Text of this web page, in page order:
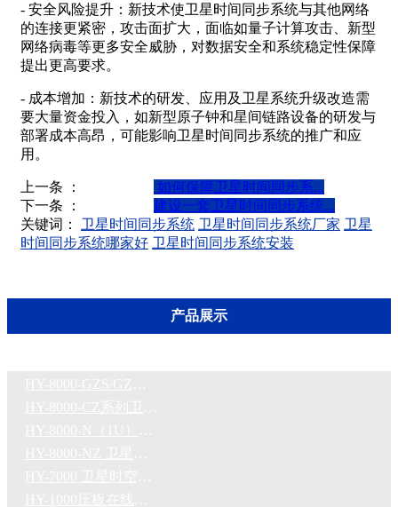
- 安全风险提升：新技术使卫星时间同步系统与其他网络
的连接更紧密，攻击面扩大，面临如量子计算攻击、新型
网络病毒等更多安全威胁，对数据安全和系统稳定性保障
提出更高要求。
- 成本增加：新技术的研发、应用及卫星系统升级改造需
要大量资金投入，如新型原子钟和星间链路设备的研发与
部署成本高昂，可能影响卫星时间同步系统的推广和应
用。
上一条 ：
如何保障卫星时间同步系...
下一条 ：
建设一套卫星时间同步系统...
关键词： 卫星时间同步系统 卫星时间同步系统厂家 卫星
时间同步系统哪家好 卫星时间同步系统安装
产品展示